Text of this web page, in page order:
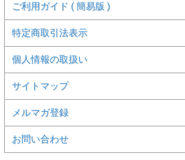
●お問い合わせ等はお気軽にご連絡下さい
ご利用ガイド ( 簡易版 )
特定商取引法表示
個人情報の取扱い
サイトマップ
メルマガ登録
お問い合わせ